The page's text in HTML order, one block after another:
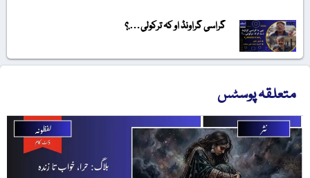
گراسی گراونڈ او کہ ترکولی….؟
متعلقہ پوسٹس